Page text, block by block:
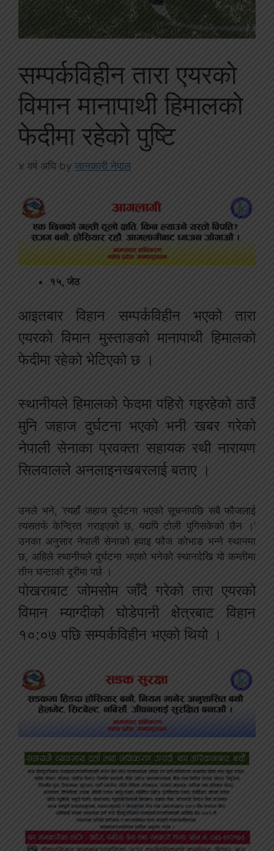
सम्पर्कविहीन तारा एयरको
विमान मानापाथी हिमालको
फेदीमा रहेको पुष्टि
४ वर्ष अघि by जानकारी नेपाल
१५, जेठ
आइतबार विहान सम्पर्कविहीन भएको तारा
एयरको विमान मुस्ताङको मानापाथी हिमालको
फेदीमा रहेको भेटिएको छ ।
स्थानीयले हिमालको फेदमा पहिरो गइरहेको ठाउँ
मुनि जहाज दुर्घटना भएको भनी खबर गरेको
नेपाली सेनाका प्रवक्ता सहायक रथी नारायण
सिलवालले अनलाइनखबरलाई बताए ।
उनले भने, ‘त्यहाँ जहाज दुर्घटना भएको सूचनापछि सबै फौजलाई
त्यसतर्फ केन्द्रित गराइएको छ, यद्यपि टोली पुगिसकेको छैन ।’
उनका अनुसार नेपाली सेनाको हवाइ फौज कोभाङ भन्ने स्थानमा
छ, अहिले स्थानीयले दुर्घटना भएको भनेको स्थानदेखि यो कम्तीमा
तीन घन्टाको दूरीमा पर्छ ।
पोखराबाट जोमसोम जाँदै गरेको तारा एयरको
विमान म्याग्दीको घोडेपानी क्षेत्रबाट विहान
१०:०७ पछि सम्पर्कविहीन भएको थियो ।